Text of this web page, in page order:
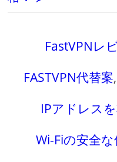
FastVPNレ
FASTVPN代替案,
IPアドレス
Wi-Fiの安全な